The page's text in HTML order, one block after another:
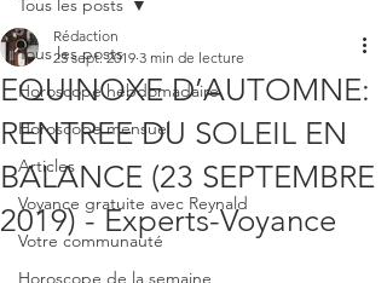
Tous les posts
Horoscope hebdomadaire
Horoscope mensuel
Articles
Voyance gratuite avec Reynald
Votre communauté
Horoscope de la semaine
Tous les posts
EQUINOXE D’AUTOMNE:
RENTREE DU SOLEIL EN
BALANCE (23 SEPTEMBRE
2019) - Experts-Voyance
Rédaction
23 sept. 2019 3 min de lecture